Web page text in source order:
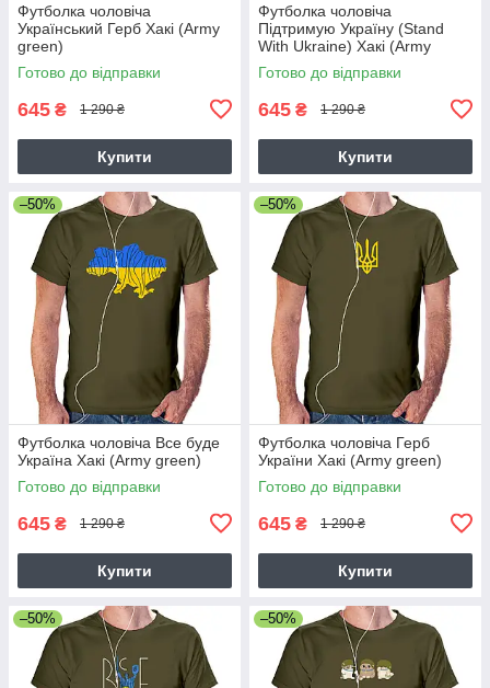
Футболка чоловіча
Український Герб Хакі (Army
green)
Готово до відправки
645 ₴ 1 290 ₴
Купити
Футболка чоловіча
Підтримую Україну (Stand
With Ukraine) Хакі (Army
green) L
Готово до відправки
645 ₴ 1 290 ₴
Купити
–50%
Футболка чоловіча Все буде
Україна Хакі (Army green)
Готово до відправки
645 ₴ 1 290 ₴
Купити
–50%
Футболка чоловіча Герб
України Хакі (Army green)
Готово до відправки
645 ₴ 1 290 ₴
Купити
–50% –50%